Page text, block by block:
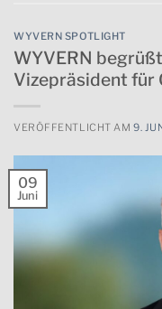
WYVERN SPOTLIGHT
WYVERN
Vizepräsident für
VERÖFFENTLICHT AM9.
09
Juni